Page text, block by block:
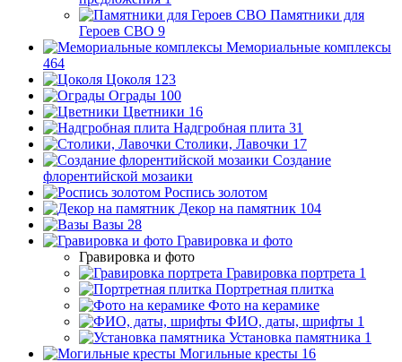
Памятники для
Героев СВО 9
Мемориальные комплексы
464
Цоколя 123
Ограды 100
Цветники 16
Надгробная плита 31
Столики, Лавочки 17
Создание
флорентийской мозаики
Роспись золотом
Декор на памятник 104
Вазы 28
Гравировка и фото
Гравировка и фото
Гравировка портрета 1
Портретная плитка
Фото на керамике
ФИО, даты, шрифты 1
Установка памятника 1
Могильные кресты 16